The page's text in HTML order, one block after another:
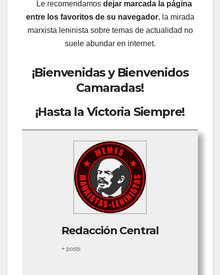
Le recomendamos dejar marcada la página
entre los favoritos de su navegador, la mirada
marxista leninista sobre temas de actualidad no
suele abundar en internet.
¡Bienvenidas y Bienvenidos
Camaradas!
¡Hasta la Victoria Siempre!
Redacción Central
+ posts